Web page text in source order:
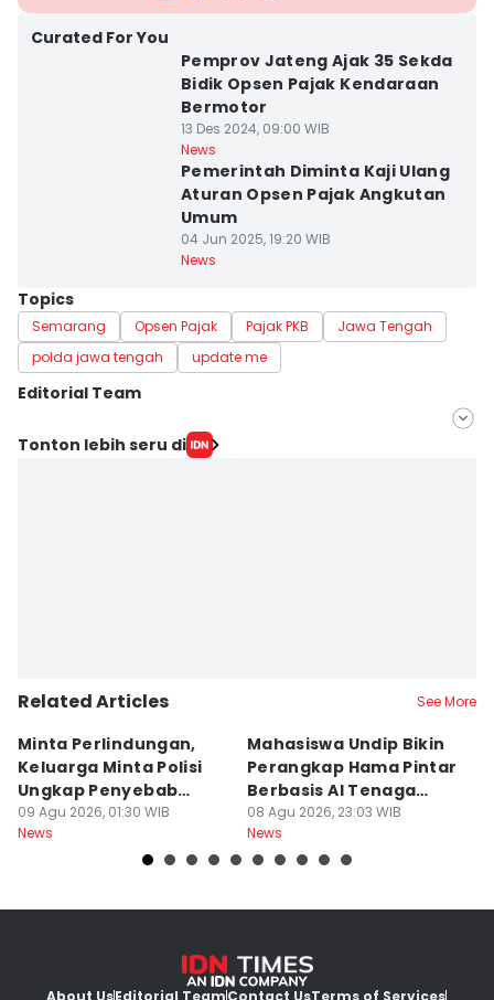
Curated For You
Pemprov Jateng Ajak 35 Sekda
Bidik Opsen Pajak Kendaraan
Bermotor
13 Des 2024, 09:00 WIB
News
Pemerintah Diminta Kaji Ulang
Aturan Opsen Pajak Angkutan
Umum
04 Jun 2025, 19:20 WIB
News
Topics
Semarang Opsen Pajak Pajak PKB
Jawa Tengah
polda jawa tengah
update me
Editorial Team
Editor
Tonton lebih seru di
Related Articles See More
Minta Perlindungan,
Keluarga Minta Polisi
Ungkap Penyebab
Kematian Sutrimo
09 Agu 2026, 01:30 WIB
News
Mahasiswa Undip Bikin
Perangkap Hama Pintar
Berbasis AI Tenaga
Surya
08 Agu 2026, 23:03 WIB
News
About UsEditorial TeamContact UsTerms of Services